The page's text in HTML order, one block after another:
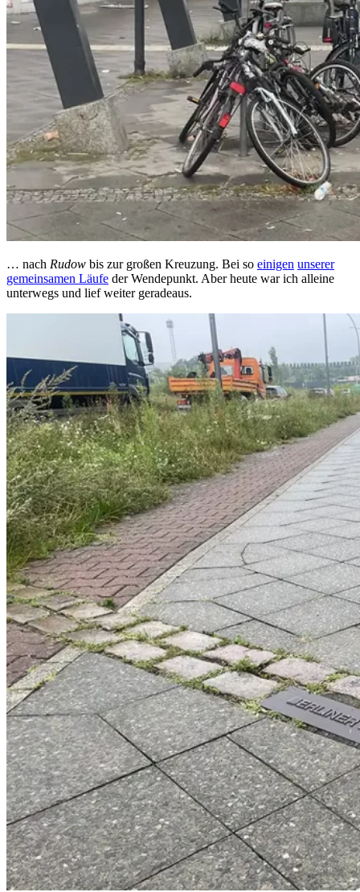
… nach Rudow bis zur großen Kreuzung. Bei so einigen unserer
gemeinsamen Läufe der Wendepunkt. Aber heute war ich alleine
unterwegs und lief weiter geradeaus.